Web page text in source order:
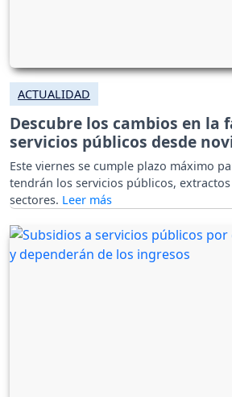
ACTUALIDAD
Descubre los cambios en la
servicios públicos desde
Este viernes se cumple plazo máximo
tendrán los servicios públicos,
sectores.